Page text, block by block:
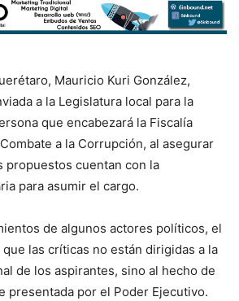
Mauricio Kuri González,
a la Legislatura local para la
que encabezará la Fiscalía
a la Corrupción, al asegurar
cuentan con la
para asumir el cargo.
de algunos actores políticos, el
las críticas no están dirigidas a la
de los aspirantes, sino al hecho de
presentada por el Poder Ejecutivo.